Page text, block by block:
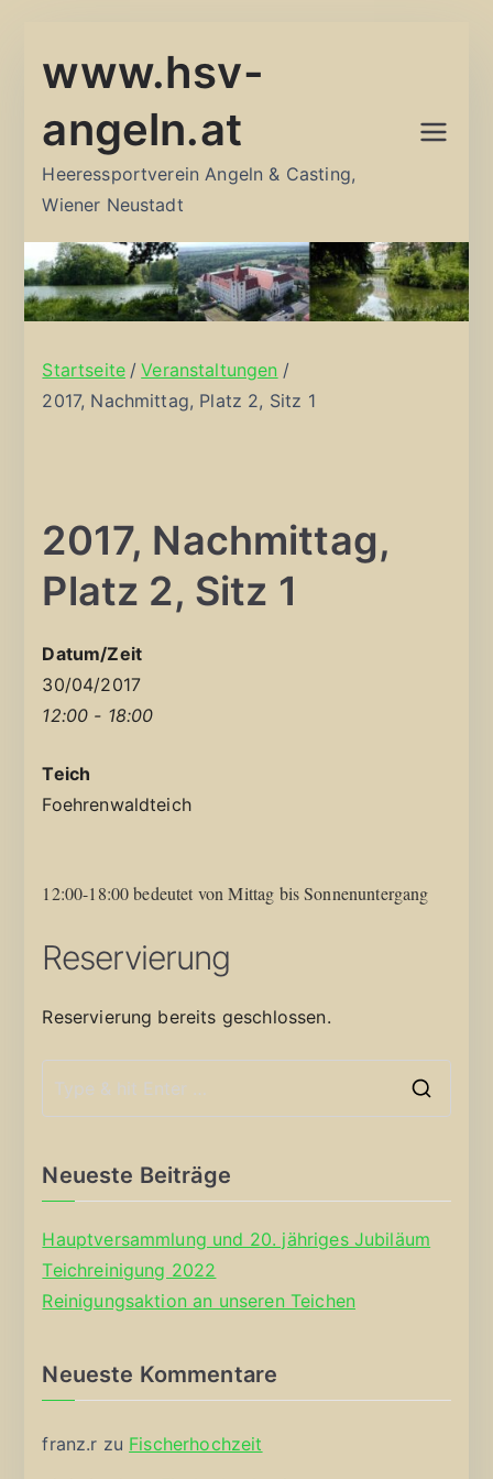
Inhalt
www.hsv-
angeln.at
Heeressportverein Angeln & Casting,
Wiener Neustadt
Startseite
Veranstaltungen
2017, Nachmittag, Platz 2, Sitz 1
2017, Nachmittag,
Platz 2, Sitz 1
Datum/Zeit
30/04/2017
12:00 - 18:00
Teich
Foehrenwaldteich
12:00-18:00 bedeutet von Mittag bis Sonnenuntergang
Reservierung
Reservierung bereits geschlossen.
Neueste Beiträge
Hauptversammlung und 20. jähriges Jubiläum
Teichreinigung 2022
Reinigungsaktion an unseren Teichen
Neueste Kommentare
franz.r zu Fischerhochzeit